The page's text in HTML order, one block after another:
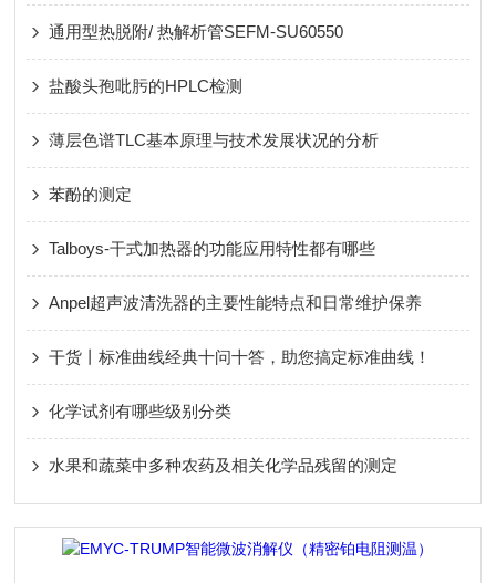
通用型热脱附/ 热解析管SEFM-SU60550
盐酸头孢吡肟的HPLC检测
薄层色谱TLC基本原理与技术发展状况的分析
苯酚的测定
Talboys-干式加热器的功能应用特性都有哪些
Anpel超声波清洗器的主要性能特点和日常维护保养
干货丨标准曲线经典十问十答，助您搞定标准曲线！
化学试剂有哪些级别分类
水果和蔬菜中多种农药及相关化学品残留的测定